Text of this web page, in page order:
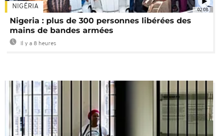
02:08
NIGÉRIA
Nigeria : plus de 300 personnes libérées des
mains de bandes armées
Il y a 8 heures